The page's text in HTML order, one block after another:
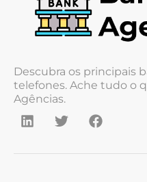
Descubra os principais
telefones. Ache tudo o
Agências.